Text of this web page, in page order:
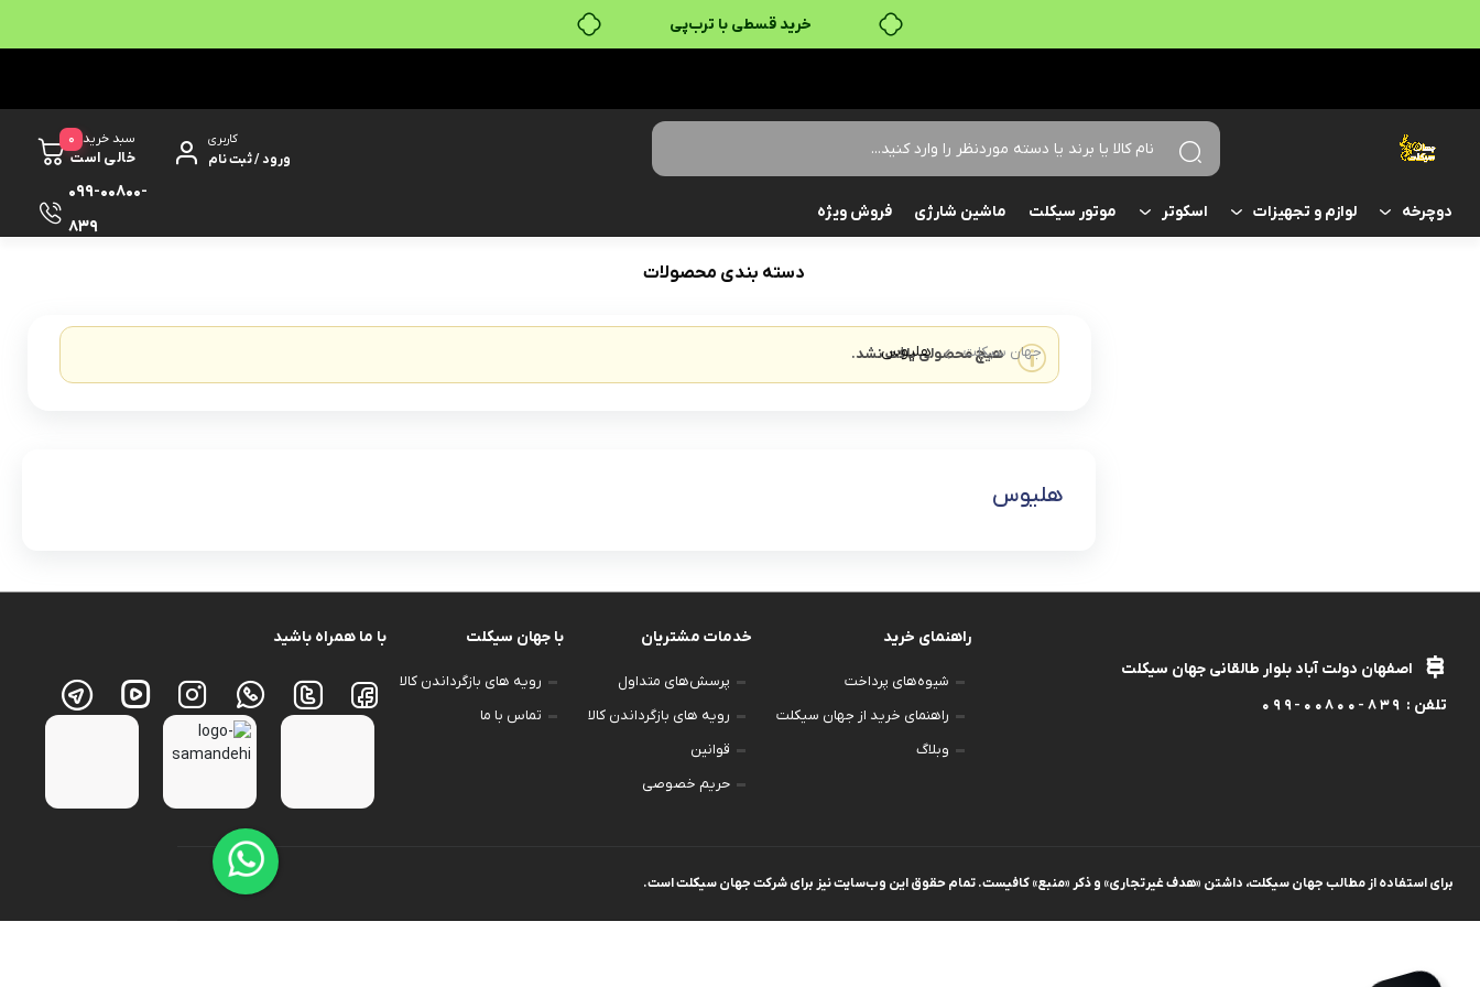
خرید قسطی با ترب‌پی
کاربری
ورود / ثبت نام
سبد خرید
خالی است
0
دوچرخه لوازم و تجهیزات اسکوتر موتور سیکلت ماشین شارژی فروش ویژه
099-00800-
839
دسته بندی محصولات
جهان سیکلت هلیوس کالا از هیچ محصولی یافت نشد.
هلیوس
اصفهان دولت آباد بلوار طالقانی جهان سیکلت
تلفن : 099-00800-839
راهنمای خرید
شیوه‌های پرداخت
راهنمای خرید از جهان سیکلت
وبلاگ
خدمات مشتریان
پرسش‌های متداول
رویه های بازگرداندن کالا
قوانین
حریم خصوصی
با جهان سیکلت
رویه های بازگرداندن کالا
تماس با ما
با ما همراه باشید
برای استفاده از مطالب جهان سیکلت، داشتن «هدف غیرتجاری» و ذکر «منبع» کافیست. تمام حقوق اين وب‌سايت نیز برای شرکت جهان سیکلت است.